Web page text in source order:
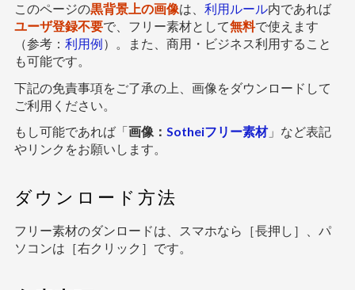
このページの黒背景上の画像は、 利用ルール内であれば
ユーザ登録不要で、フリー素材として無料で使えます
（参考： 利用例）。また、商用・ビジネス利用すること
も可能です。
下記の免責事項をご了承の上、画像をダウンロードして
ご利用ください。
もし可能であれば「画像： Sotheiフリー素材」など表記
やリンクをお願いします。
ダウンロード方法
フリー素材のダンロードは、スマホなら［長押し］、パ
ソコンは［右クリック］です。